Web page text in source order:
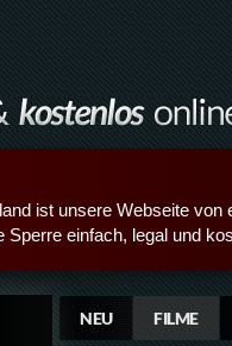
ist unsere Webseite von
Sperre einfach, legal und
NEU FILME